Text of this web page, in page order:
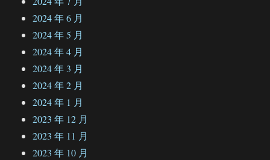
2024 年 6 月
2024 年 5 月
2024 年 4 月
2024 年 3 月
2024 年 2 月
2024 年 1 月
2023 年 12 月
2023 年 11 月
2023 年 10 月